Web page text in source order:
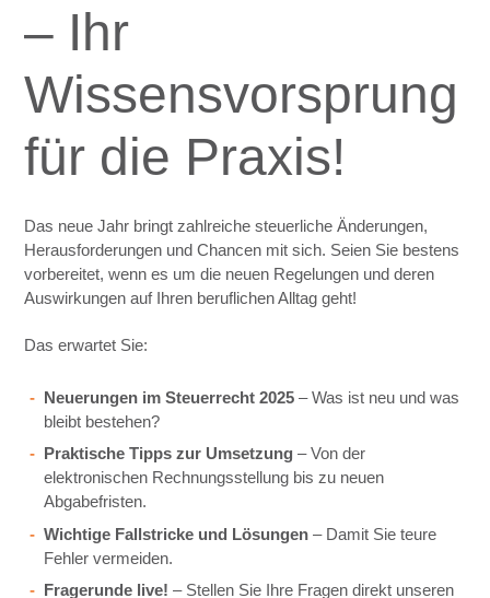
– Ihr
Wissensvorsprung
für die Praxis!
Das neue Jahr bringt zahlreiche steuerliche Änderungen,
Herausforderungen und Chancen mit sich. Seien Sie bestens
vorbereitet, wenn es um die neuen Regelungen und deren
Auswirkungen auf Ihren beruflichen Alltag geht!
Das erwartet Sie:
Neuerungen im Steuerrecht 2025 – Was ist neu und was
bleibt bestehen?
Praktische Tipps zur Umsetzung – Von der
elektronischen Rechnungsstellung bis zu neuen
Abgabefristen.
Wichtige Fallstricke und Lösungen – Damit Sie teure
Fehler vermeiden.
Fragerunde live! – Stellen Sie Ihre Fragen direkt unseren